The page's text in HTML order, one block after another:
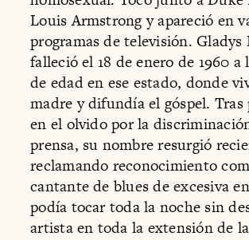
Louis Armstrong y apareció en
programas de televisión. Gladys
falleció el 18 de enero de 1960 a
de edad en ese estado, donde
madre y difundía el góspel. Tras
en el olvido por la
prensa, su nombre resurgió
reclamando reconocimiento
cantante de blues de excesiva
podía tocar toda la noche sin
artista en toda la extensión de